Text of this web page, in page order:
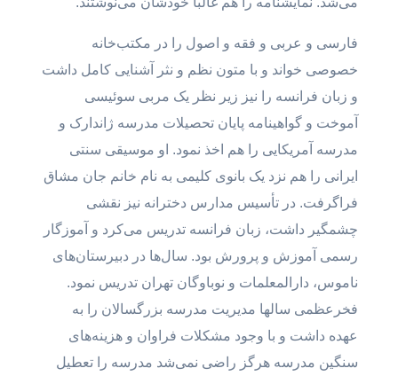
فارسی و عربی و فقه و اصول را در مکتب‌خانه
خصوصی خواند و با متون نظم و نثر آشنایی کامل داشت
و زبان فرانسه را نیز زیر نظر یک مربی سوئیسی
آموخت و گواهینامه پایان تحصیلات مدرسه ژاندارک و
مدرسه آمریکایی را هم اخذ نمود. او موسیقی سنتی
ایرانی را هم نزد یک بانوی کلیمی به نام خانم جان مشاق
فراگرفت. در تأسیس مدارس دخترانه نیز نقشی
چشمگیر داشت، زبان فرانسه تدریس می‌کرد و آموزگار
رسمی آموزش و پرورش بود. سال‌ها در دبیرستان‌های
ناموس، دارالمعلمات و نوباوگان تهران تدریس نمود.
فخرعظمی سالها مدیریت مدرسه بزرگسالان را به
عهده داشت و با وجود مشکلات فراوان و هزینه‌های
سنگین مدرسه هرگز راضی نمی‌شد مدرسه را تعطیل